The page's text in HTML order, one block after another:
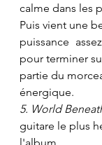
calme dans les
Puis vient une
puissance 	assez mélancolique,
pour terminer
partie du
énergique.
5. World
guitare le plus